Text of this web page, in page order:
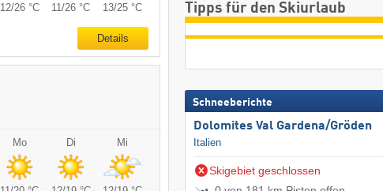
12/26 °C 11/26 °C 13/25 °C
Details
Mo Di Mi
Tipps für den Skiurlaub
Schneeberichte
Dolomites Val Gardena/​Gröden
Italien
Skigebiet geschlossen